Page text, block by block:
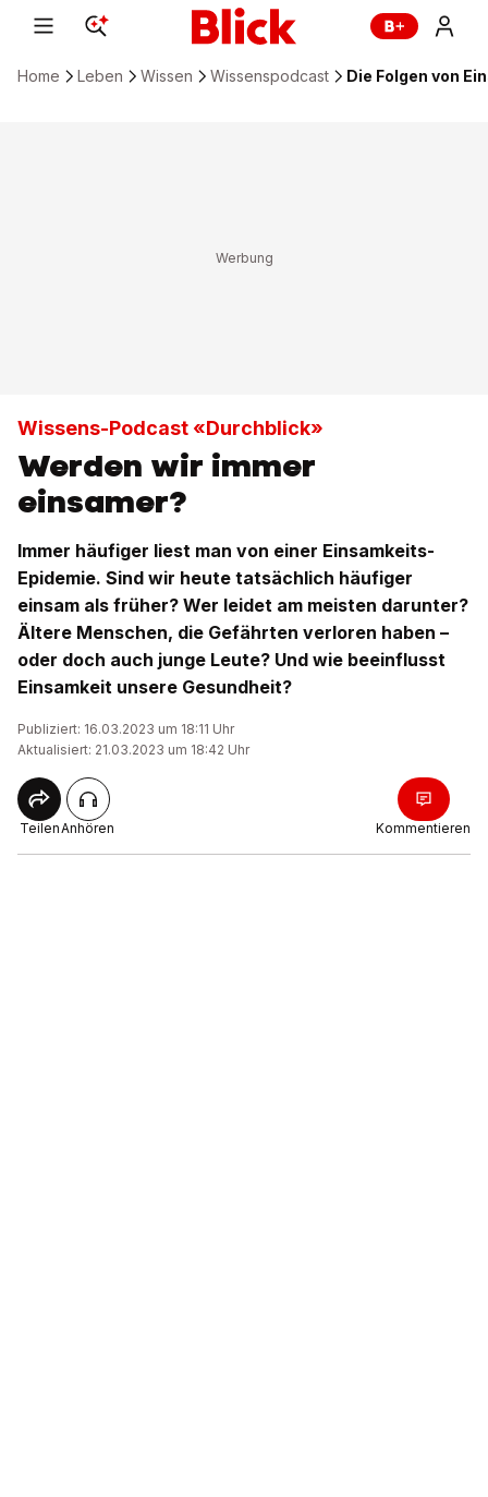
Home Leben Wissen Wissenspodcast Die Folgen von
Wissens-Podcast «Durchblick»
Werden wir immer
einsamer?
Immer häufiger liest man von einer Einsamkeits-
Epidemie. Sind wir heute tatsächlich häufiger
einsam als früher? Wer leidet am meisten darunter?
Ältere Menschen, die Gefährten verloren haben –
oder doch auch junge Leute? Und wie beeinflusst
Einsamkeit unsere Gesundheit?
Publiziert: 16.03.2023 um 18:11 Uhr
Aktualisiert: 21.03.2023 um 18:42 Uhr
TeilenAnhören Kommentieren